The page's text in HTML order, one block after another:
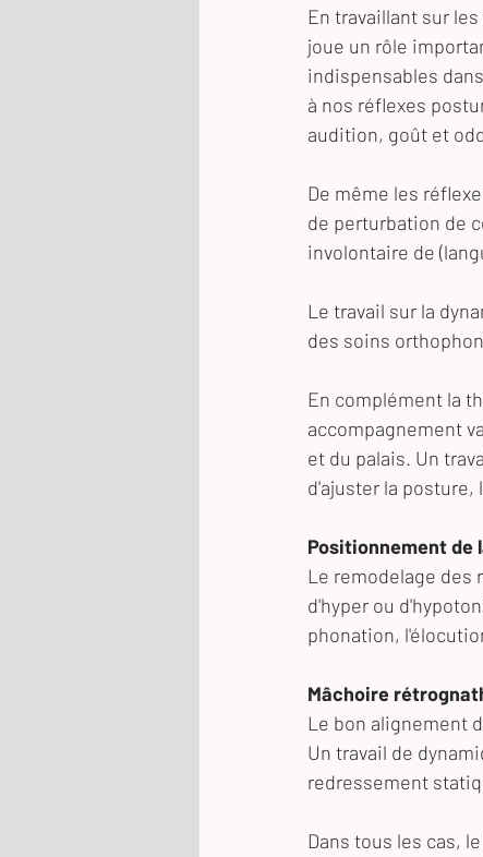
En travaillant sur
joue un rôle
indispensables
à nos réflexes
audition, goût et
De même les
de perturbation de
involontaire de
Le travail sur la
des soins
En complément la
accompagnement
et du palais. Un
d'ajuster la
Positionnement de
Le remodelage des
d'hyper ou
phonation,
Mâchoire
Le bon alignement
Un travail de
redressement
Dans tous les cas,